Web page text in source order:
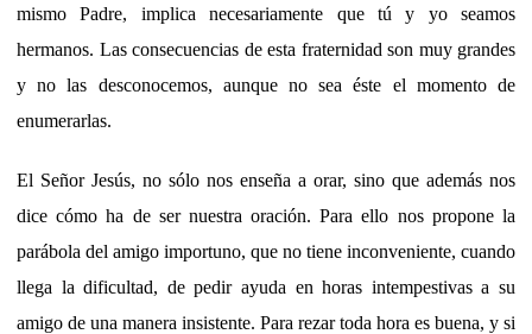
mismo Padre, implica necesariamente que tú y yo seamos
hermanos. Las consecuencias de esta fraternidad son muy grandes
y no las desconocemos, aunque no sea éste el momento de
enumerarlas.
El Señor Jesús, no sólo nos enseña a orar, sino que además nos
dice cómo ha de ser nuestra oración. Para ello nos propone la
parábola del amigo importuno, que no tiene inconveniente, cuando
llega la dificultad, de pedir ayuda en horas intempestivas a su
amigo de una manera insistente. Para rezar toda hora es buena, y si